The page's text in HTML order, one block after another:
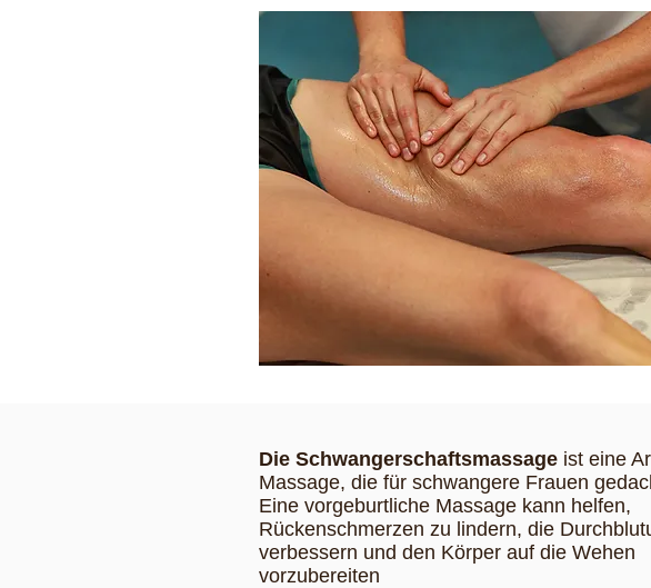
Die Schwangerschaftsmassage ist eine
Massage, die für schwangere Frauen
Eine vorgeburtliche Massage kann helfen,
Rückenschmerzen zu lindern, die
verbessern und den Körper auf die Wehen
vorzubereiten